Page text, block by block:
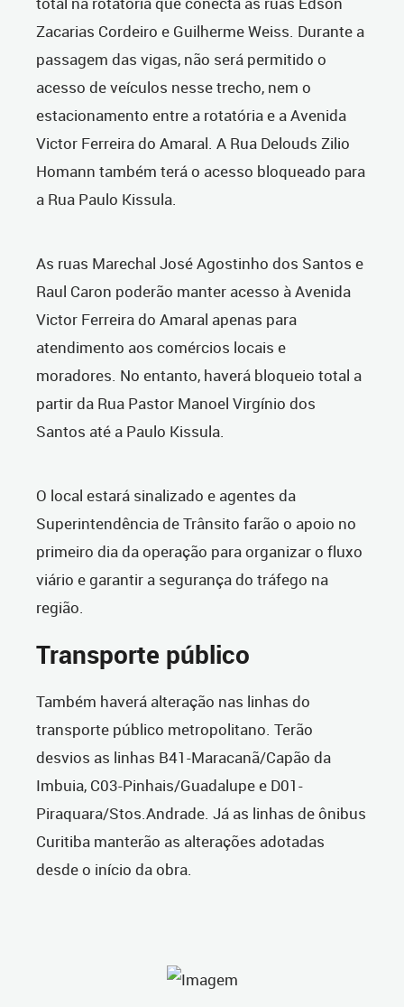
Zacarias Cordeiro e Guilherme Weiss. Durante a
passagem das vigas, não será permitido o
acesso de veículos nesse trecho, nem o
estacionamento entre a rotatória e a Avenida
Victor Ferreira do Amaral. A Rua Delouds Zilio
Homann também terá o acesso bloqueado para
a Rua Paulo Kissula.
As ruas Marechal José Agostinho dos Santos e
Raul Caron poderão manter acesso à Avenida
Victor Ferreira do Amaral apenas para
atendimento aos comércios locais e
moradores. No entanto, haverá bloqueio total a
partir da Rua Pastor Manoel Virgínio dos
Santos até a Paulo Kissula.
O local estará sinalizado e agentes da
Superintendência de Trânsito farão o apoio no
primeiro dia da operação para organizar o fluxo
viário e garantir a segurança do tráfego na
região.
Transporte público
Também haverá alteração nas linhas do
transporte público metropolitano. Terão
desvios as linhas B41-Maracanã/Capão da
Imbuia, C03-Pinhais/Guadalupe e D01-
Piraquara/Stos.Andrade. Já as linhas de ônibus
Curitiba manterão as alterações adotadas
desde o início da obra.